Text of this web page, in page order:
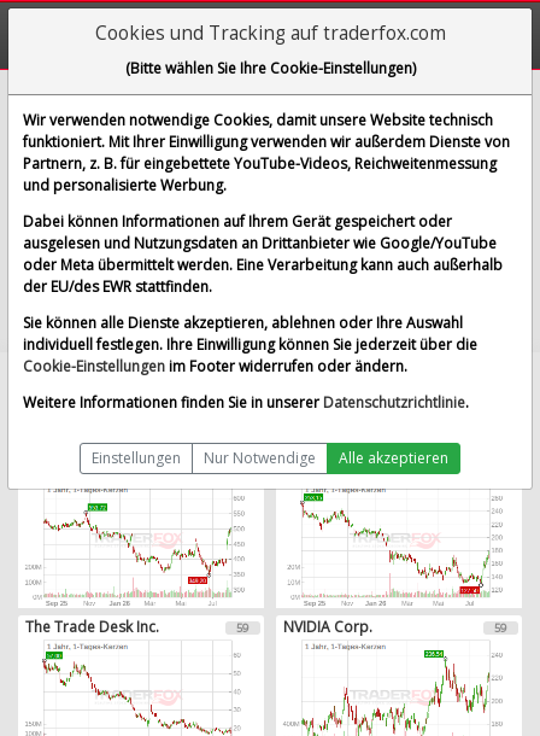
Klassik-CHARTTOOL von TraderFox
Die gesuchte Aktie konnte nicht gefunden werden. Bitte geben Sie einen
anderen Suchbegriff ein.
Am häufigsten aufgerufene Charts
24 Stunden 3 Tage 7 Tage
Microsoft Corp. 68 SAP SE
The Trade Desk Inc. 59 NVIDIA Corp. 59
Cookies und Tracking auf traderfox.com
(Bitte wählen Sie Ihre Cookie-Einstellungen)
Wir verwenden notwendige Cookies, damit unsere Website technisch
funktioniert. Mit Ihrer Einwilligung verwenden wir außerdem Dienste von
Partnern, z. B. für eingebettete YouTube-Videos, Reichweitenmessung
und personalisierte Werbung.
Dabei können Informationen auf Ihrem Gerät gespeichert oder
ausgelesen und Nutzungsdaten an Drittanbieter wie Google/YouTube
oder Meta übermittelt werden. Eine Verarbeitung kann auch außerhalb
der EU/des EWR stattfinden.
Sie können alle Dienste akzeptieren, ablehnen oder Ihre Auswahl
individuell festlegen. Ihre Einwilligung können Sie jederzeit über die
Cookie-Einstellungenim Footer widerrufen oder ändern.
Weitere Informationen finden Sie in unserer Datenschutzrichtlinie.
Einstellungen Nur Notwendige Alle akzeptieren